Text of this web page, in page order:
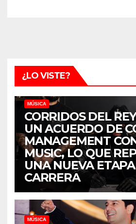
¿LO VISTE?
MÚSICA
CORRIDOS DEL
UN ACUERDO DE
MANAGEMENT
MUSIC, LO QUE
UNA NUEVA
CARRERA
MÚSICA